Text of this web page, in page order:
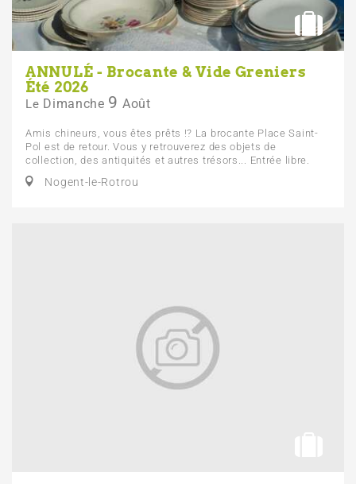
ANNULÉ - Brocante & Vide Greniers
Été 2026
Le Dimanche 9 Août
Amis chineurs, vous êtes prêts !? La brocante Place Saint-
Pol est de retour. Vous y retrouverez des objets de
collection, des antiquités et autres trésors... Entrée libre.
Nogent-le-Rotrou